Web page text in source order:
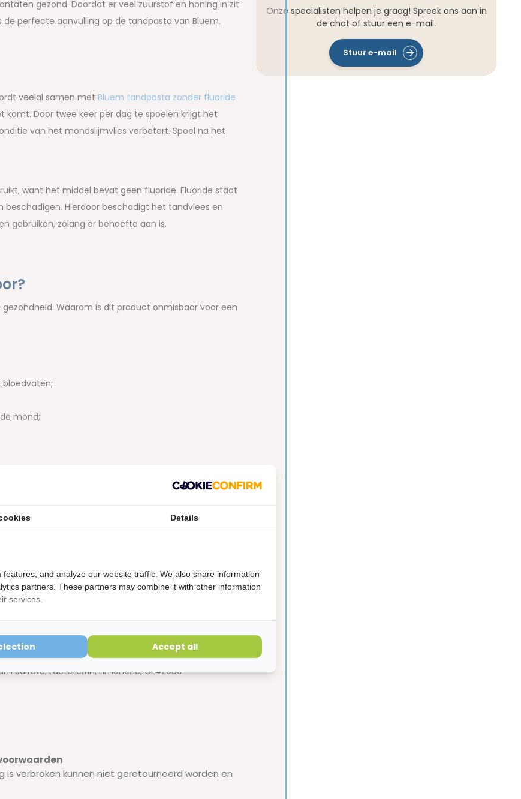
gezond. Doordat er veel zuurstof en honing in zit
perfecte aanvulling op de tandpasta van Bluem.
veelal samen met Bluem tandpasta zonder fluoride
Door twee keer per dag te spoelen krijgt het
van het mondslijmvlies verbetert. Spoel na het
want het middel bevat geen fluoride. Fluoride staat
Hierdoor beschadigt het tandvlees en
gebruiken, zolang er behoefte aan is.
Waarom is dit product onmisbaar voor een
bloedvaten;
mond;
zuurstof
Gum, Sodium Carbonate Peroxide, Aroma, Citric
Sulfate, Lactoferrin, Limonene, CI 42090.
is verbroken kunnen niet geretourneerd worden en
Onze specialisten helpen je graag! Spreek ons aan in
de chat of stuur een e-mail.
Stuur e-mail
Details
and analyze our website traffic. We also share information
partners. These partners may combine it with other information
services.
Accept all